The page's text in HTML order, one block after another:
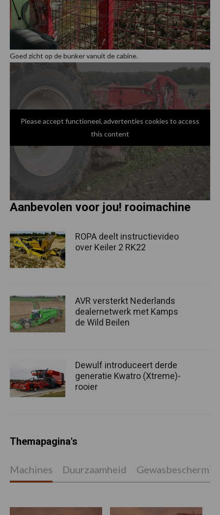
Goed zicht op de bunker vanuit de cabine.
Please accept functioneel, advertenties cookies to access
this content
Aanbevolen voor jou! rooimachine
ROPA deelt instructievideo
over Keiler 2 RK22
AVR versterkt Nederlands
dealernetwerk met Kamps
de Wild Beilen
Dewulf introduceert derde
generatie Kwatro (Xtreme)-
rooier
Themapagina's
Machines Duurzaamheid